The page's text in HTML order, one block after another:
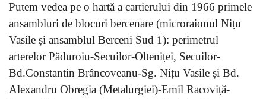
Putem vedea pe o hartă a cartierului din 1966 primele
ansambluri de blocuri bercenare (microraionul Nițu
Vasile și ansamblul Berceni Sud 1): perimetrul
arterelor Păduroiu-Secuilor-Olteniței, Secuilor-
Bd.Constantin Brâncoveanu-Sg. Nițu Vasile și Bd.
Alexandru Obregia (Metalurgiei)-Emil Racoviță-